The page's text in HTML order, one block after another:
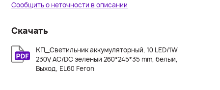
Скачать
КП_Светильник аккумуляторный, 10 LED/1W
230V, AC/DC зеленый 260*245*35 mm, белый,
Выход, EL60 Feron
Сообщить о неточности в описании